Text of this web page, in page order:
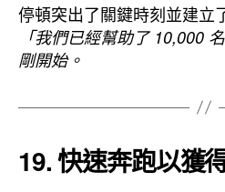
停頓突出了關鍵時刻並建立
「我們已經幫助了 10,000
剛開始。
19. 快速奔跑以獲